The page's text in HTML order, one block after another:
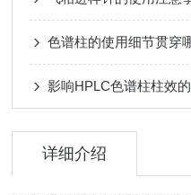
色谱柱的使用细节贯穿
影响HPLC色谱柱柱效
详细介绍